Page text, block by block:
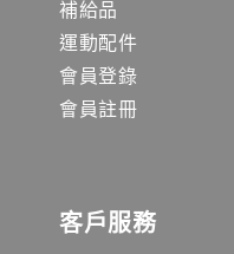
補給品
運動配件
會員登錄
會員註冊
客戶服務